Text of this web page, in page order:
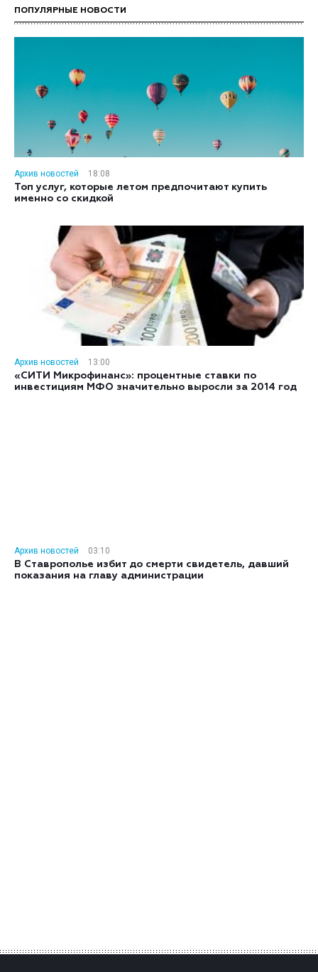
ПОПУЛЯРНЫЕ НОВОСТИ
Архив новостей
18:08
Топ услуг, которые летом предпочитают купить
именно со скидкой
Архив новостей
13:00
«СИТИ Микрофинанс»: процентные ставки по
инвестициям МФО значительно выросли за 2014 год
Архив новостей
03:10
В Ставрополье избит до смерти свидетель, давший
показания на главу администрации